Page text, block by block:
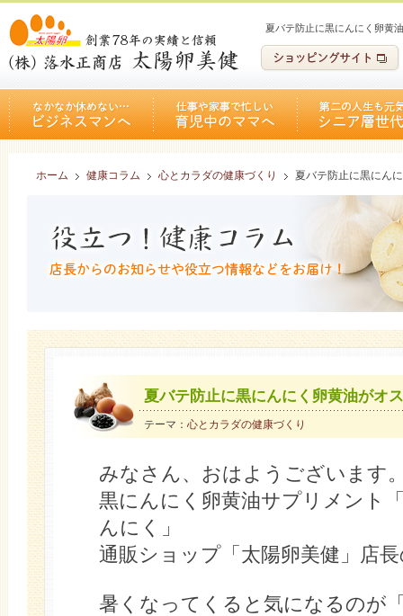
夏バテ防止に黒にんにく卵黄
ホーム 健康コラム 心とカラダの健康づくり 夏バテ防止に黒にん
夏バテ防止に黒にんにく卵黄油がオ
テーマ： 心とカラダの健康づくり
みなさん、おはようございます
黒にんにく卵黄油サプリメント
んにく」
通販ショップ「太陽卵美健」店
暑くなってくると気になるのが